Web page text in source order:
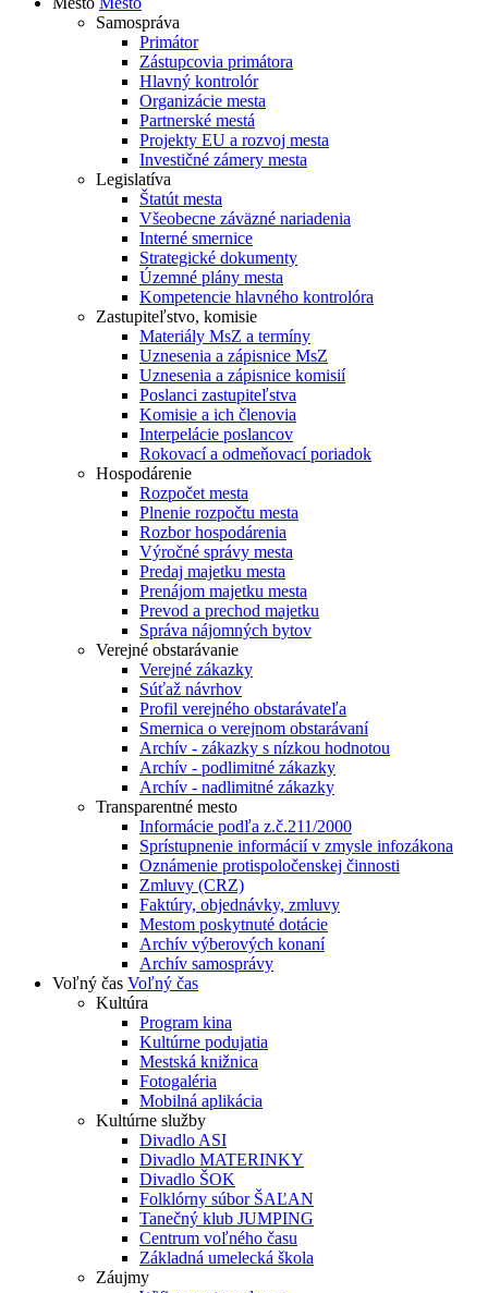
Samospráva
Primátor
Zástupcovia primátora
Hlavný kontrolór
Organizácie mesta
Partnerské mestá
Projekty EU a rozvoj mesta
Investičné zámery mesta
Legislatíva
Štatút mesta
Všeobecne záväzné nariadenia
Interné smernice
Strategické dokumenty
Územné plány mesta
Kompetencie hlavného kontrolóra
Zastupiteľstvo, komisie
Materiály MsZ a termíny
Uznesenia a zápisnice MsZ
Uznesenia a zápisnice komisií
Poslanci zastupiteľstva
Komisie a ich členovia
Interpelácie poslancov
Rokovací a odmeňovací poriadok
Hospodárenie
Rozpočet mesta
Plnenie rozpočtu mesta
Rozbor hospodárenia
Výročné správy mesta
Predaj majetku mesta
Prenájom majetku mesta
Prevod a prechod majetku
Správa nájomných bytov
Verejné obstarávanie
Verejné zákazky
Súťaž návrhov
Profil verejného obstarávateľa
Smernica o verejnom obstarávaní
Archív - zákazky s nízkou hodnotou
Archív - podlimitné zákazky
Archív - nadlimitné zákazky
Transparentné mesto
Informácie podľa z.č.211/2000
Sprístupnenie informácií v zmysle infozákona
Oznámenie protispoločenskej činnosti
Zmluvy (CRZ)
Faktúry, objednávky, zmluvy
Mestom poskytnuté dotácie
Archív výberových konaní
Archív samosprávy
Voľný čas Voľný čas
Kultúra
Program kina
Kultúrne podujatia
Mestská knižnica
Fotogaléria
Mobilná aplikácia
Kultúrne služby
Divadlo ASI
Divadlo MATERINKY
Divadlo ŠOK
Folklórny súbor ŠAĽAN
Tanečný klub JUMPING
Centrum voľného času
Základná umelecká škola
Záujmy